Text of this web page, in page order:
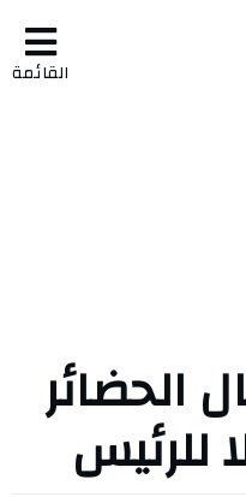
القائمة
الحضائر
للرئيس